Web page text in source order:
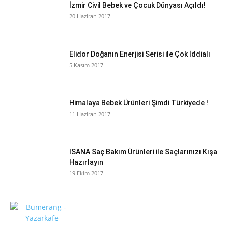
İzmir Civil Bebek ve Çocuk Dünyası Açıldı!
20 Haziran 2017
Elidor Doğanın Enerjisi Serisi ile Çok İddialı
5 Kasım 2017
Himalaya Bebek Ürünleri Şimdi Türkiyede !
11 Haziran 2017
ISANA Saç Bakım Ürünleri ile Saçlarınızı Kışa
Hazırlayın
19 Ekim 2017